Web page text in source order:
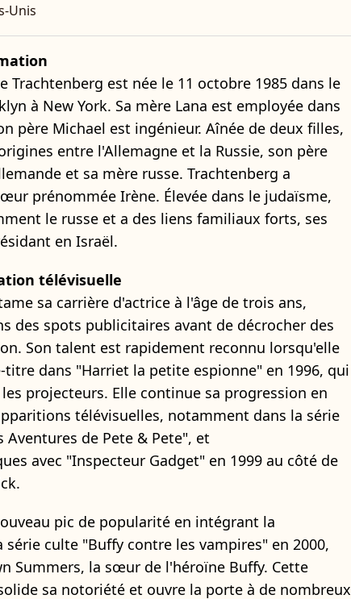
Unis
Trachtenberg est née le 11 octobre 1985 dans le
à New York. Sa mère Lana est employée dans
père Michael est ingénieur. Aînée de deux filles,
entre l'Allemagne et la Russie, son père
et sa mère russe. Trachtenberg a
prénommée Irène. Élevée dans le judaïsme,
le russe et a des liens familiaux forts, ses
en Israël.
télévisuelle
sa carrière d'actrice à l'âge de trois ans,
des spots publicitaires avant de décrocher des
Son talent est rapidement reconnu lorsqu'elle
dans "Harriet la petite espionne" en 1996, qui
projecteurs. Elle continue sa progression en
télévisuelles, notamment dans la série
Aventures de Pete & Pete", et
avec "Inspecteur Gadget" en 1999 au côté de
pic de popularité en intégrant la
culte "Buffy contre les vampires" en 2000,
Summers, la sœur de l'héroïne Buffy. Cette
sa notoriété et ouvre la porte à de nombreux